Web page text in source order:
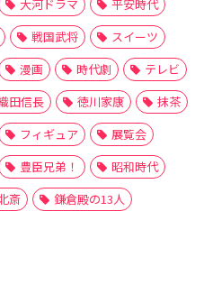
大河ドラマ
平安時代
戦国武将
スイーツ
漫画 時代劇
テレビ
田信長 徳川家康
抹茶
フィギュア
展覧会
豊臣兄弟！
昭和時代
斎 鎌倉殿の13人